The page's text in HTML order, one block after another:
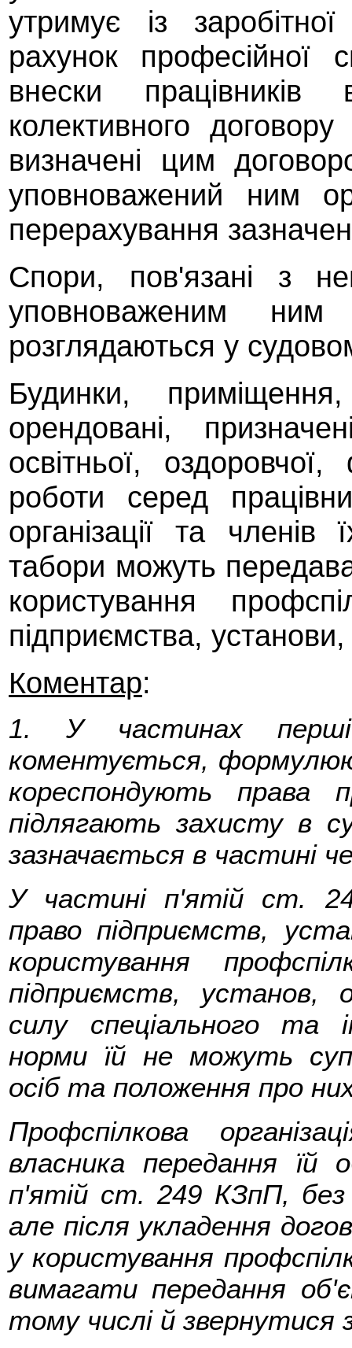
утримує із
рахунок професійної
внески працівників
колективного
визначені цим
уповноважений ним
перерахування
Спори, пов'язані з
уповноваженим ним
розглядаються у
Будинки,
орендовані,
освітньої, оздоровчої,
роботи серед
організації та
табори можуть
користування
підприємства, установи,
Коментар:
1. У частинах
коментується,
кореспондують права
підлягають захисту в
зазначається в частині
У частині п'ятій ст.
право підприємств,
користування
підприємств, установ,
силу спеціального та
норми їй не можуть
осіб та положення про
Профспілкова
власника передання їй
п'ятій ст. 249 КЗпП, без
але після укладення
у користування
вимагати передання
тому числі й звернутися